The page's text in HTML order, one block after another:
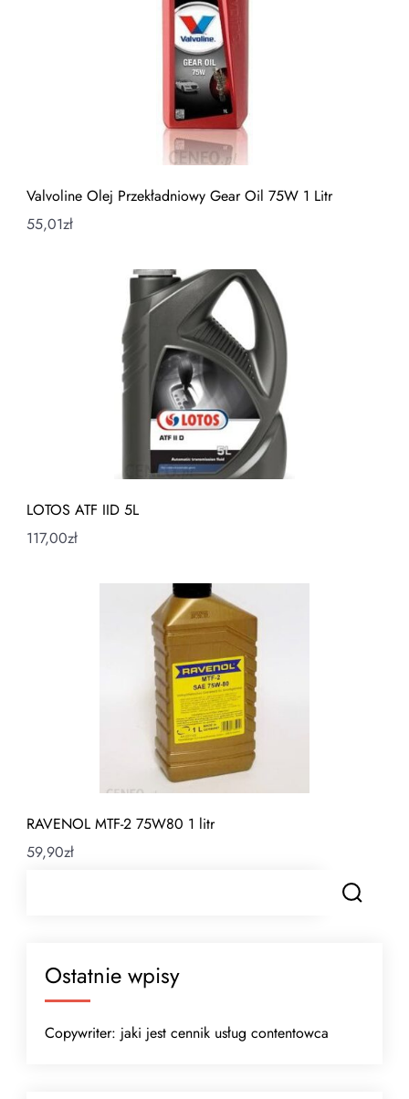
Valvoline Olej Przekładniowy Gear Oil 75W 1 Litr
55,01zł
LOTOS ATF IID 5L
117,00zł
RAVENOL MTF-2 75W80 1 litr
59,90zł
Ostatnie wpisy
Copywriter: jaki jest cennik usług contentowca